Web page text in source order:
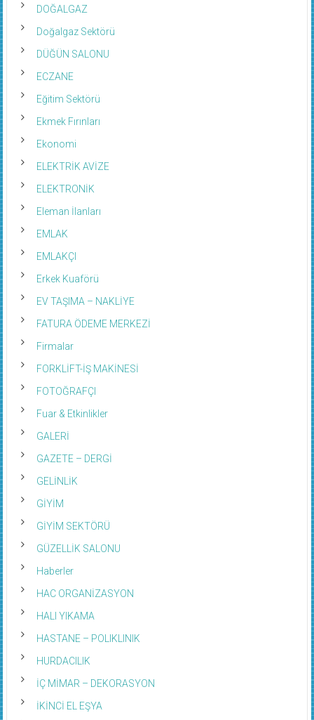
DOĞALGAZ
Doğalgaz Sektörü
DÜĞÜN SALONU
ECZANE
Eğitim Sektörü
Ekmek Fırınları
Ekonomi
ELEKTRİK AVİZE
ELEKTRONİK
Eleman İlanları
EMLAK
EMLAKÇI
Erkek Kuaförü
EV TAŞIMA – NAKLİYE
FATURA ÖDEME MERKEZİ
Firmalar
FORKLİFT-İŞ MAKİNESİ
FOTOĞRAFÇI
Fuar & Etkinlikler
GALERİ
GAZETE – DERGİ
GELİNLİK
GİYİM
GİYİM SEKTÖRÜ
GÜZELLİK SALONU
Haberler
HAC ORGANİZASYON
HALI YIKAMA
HASTANE – POLIKLINIK
HURDACILIK
İÇ MİMAR – DEKORASYON
İKİNCİ EL EŞYA